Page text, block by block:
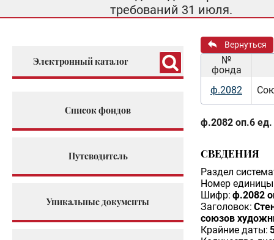
требований 31 июля.
Электронный каталог
Список фондов
Путеводитель
Уникальные документы
Вернуться
№
фонда
ф.2082
ф.2082 оп.6 ед.
СВЕДЕНИЯ
Раздел
Номер единицы
Шифр: ф.2082
Заголовок:
союзов
Крайние даты: